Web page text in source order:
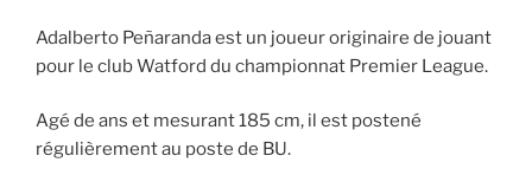
Adalberto Peñaranda est un joueur originaire de jouant
pour le club Watford du championnat Premier League.
Agé de ans et mesurant 185 cm, il est postené
régulièrement au poste de BU.